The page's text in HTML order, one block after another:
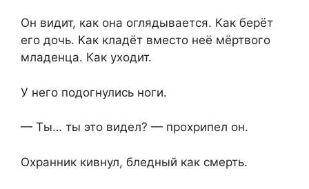
Он видит, как она оглядывается. Как берёт
его дочь. Как кладёт вместо неё мёртвого
младенца. Как уходит.
У него подогнулись ноги.
— Ты… ты это видел? — прохрипел он.
Охранник кивнул, бледный как смерть.